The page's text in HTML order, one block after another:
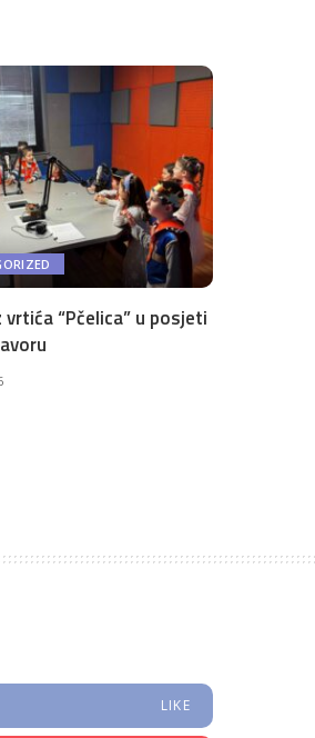
vrtića “Pčelica” u posjeti
LIKE